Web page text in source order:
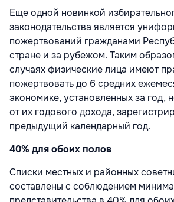
Еще одной новинкой
законодательства является
пожертвований гражданами
стране и за рубежом. Таким
случаях физические лица имеют
пожертвовать до 6 средних
экономике, установленных за год,
от их годового дохода,
предыдущий календарный год.
40% для обоих полов
Списки местных и районных
составлены с соблюдением